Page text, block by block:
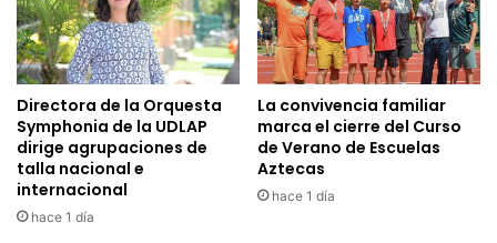
Directora de la Orquesta
Symphonia de la UDLAP
dirige agrupaciones de
talla nacional e
internacional
hace 1 día
La convivencia familiar
marca el cierre del Curso
de Verano de Escuelas
Aztecas
hace 1 día